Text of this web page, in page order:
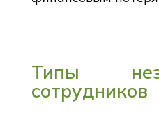
Типы
сотрудников